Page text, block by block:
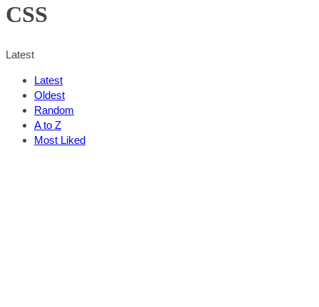
CSS
Latest
Latest
Oldest
Random
A to Z
Most Liked